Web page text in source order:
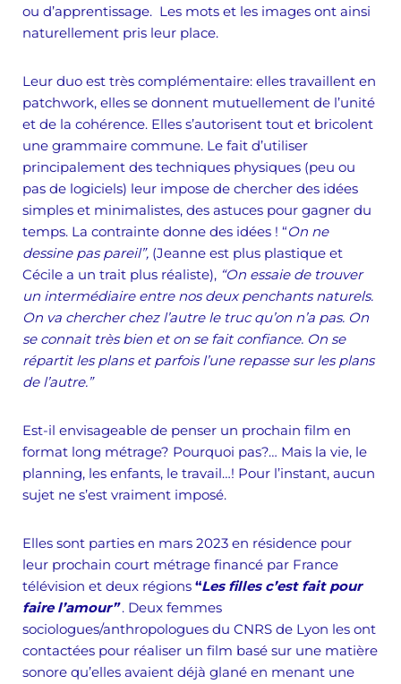
ou d’apprentissage. Les mots et les images ont ainsi
naturellement pris leur place.
Leur duo est très complémentaire: elles travaillent en
patchwork, elles se donnent mutuellement de l’unité
et de la cohérence. Elles s’autorisent tout et bricolent
une grammaire commune. Le fait d’utiliser
principalement des techniques physiques (peu ou
pas de logiciels) leur impose de chercher des idées
simples et minimalistes, des astuces pour gagner du
temps. La contrainte donne des idées ! “On ne
dessine pas pareil”, (Jeanne est plus plastique et
Cécile a un trait plus réaliste), “On essaie de trouver
un intermédiaire entre nos deux penchants naturels.
On va chercher chez l’autre le truc qu’on n’a pas. On
se connait très bien et on se fait confiance. On se
répartit les plans et parfois l’une repasse sur les plans
de l’autre.”
Est-il envisageable de penser un prochain film en
format long métrage? Pourquoi pas?… Mais la vie, le
planning, les enfants, le travail…! Pour l’instant, aucun
sujet ne s’est vraiment imposé.
Elles sont parties en mars 2023 en résidence pour
leur prochain court métrage financé par France
télévision et deux régions “Les filles c’est fait pour
faire l’amour”. Deux femmes
sociologues/anthropologues du CNRS de Lyon les ont
contactées pour réaliser un film basé sur une matière
sonore qu’elles avaient déjà glané en menant une